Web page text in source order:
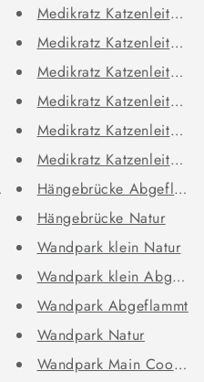
"Auron" ...
30x7...
Snack...
mit Grav...
mit Na...
G...
"Samu...
für g...
mit Name...
Vintage...
Medikratz Katzenleiter
Medikratz Katzenleiter
Medikratz Katzenleiter
Medikratz Katzenleiter
Medikratz Katzenleiter
Medikratz Katzenleiter
Hängebrücke
Hängebrücke Natur
Wandpark klein Natur
Wandpark klein
Wandpark Abgeflammt
Wandpark Natur
Wandpark Main Coon